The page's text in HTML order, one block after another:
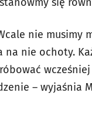
nie musimy
na nie ochoty.
– wyjaśnia